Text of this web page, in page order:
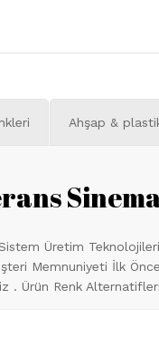
Ahşap &
Üretim
Memnuniyeti İlk
. Ürün Renk